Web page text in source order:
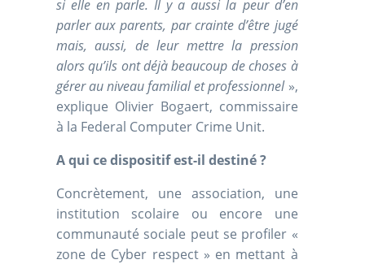
si elle en parle. Il y a aussi la peur d’en
parler aux parents, par crainte d’être jugé
mais, aussi, de leur mettre la pression
alors qu’ils ont déjà beaucoup de choses à
gérer au niveau familial et professionnel»,
explique Olivier Bogaert, commissaire
à la Federal Computer Crime Unit.
A qui ce dispositif est-il destiné ?
Concrètement, une association, une
institution scolaire ou encore une
communauté sociale peut se profiler «
zone de Cyber respect » en mettant à